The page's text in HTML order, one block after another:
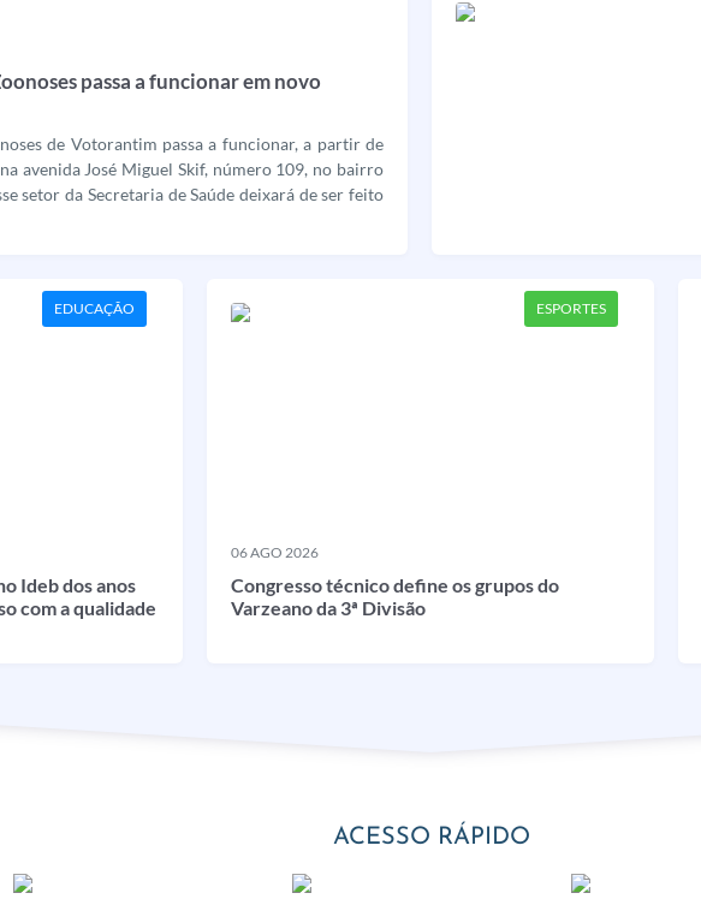
passa a funcionar em novo
de Votorantim passa a funcionar, a partir de
avenida José Miguel Skif, número 109, no bairro
setor da Secretaria de Saúde deixará de ser feito
EDUCAÇÃO
Ideb dos anos
com a qualidade
ESPORTES
06 AGO 2026
Congresso técnico define os grupos do
Varzeano da 3ª Divisão
ACESSO RÁPIDO